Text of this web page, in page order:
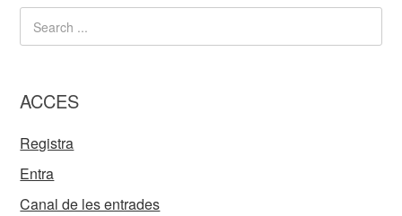
ACCES
Registra
Entra
Canal de les entrades